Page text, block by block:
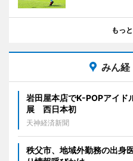
もっ
みん経
岩田屋本店でK-POPアイド
展 西日本初
天神経済新聞
秩父市、地域外勤務の出